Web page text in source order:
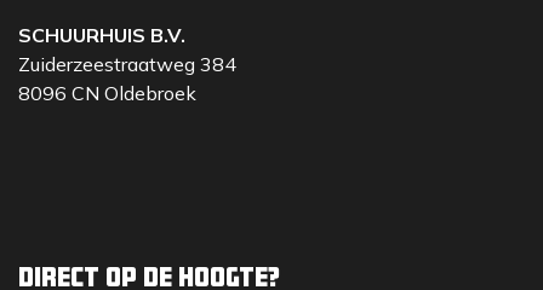
Direct op de hoogte?
SCHUURHUIS B.V.
Zuiderzeestraatweg 384
8096 CN Oldebroek